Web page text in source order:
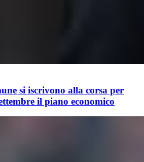
si iscrivono alla corsa per
il piano economico